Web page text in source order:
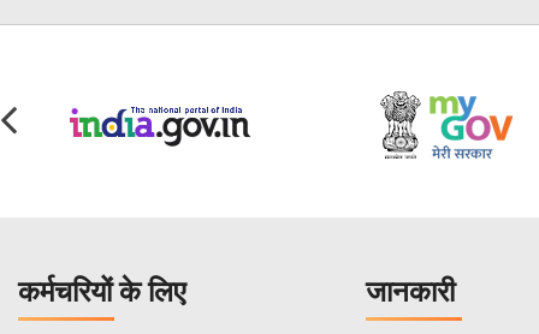
कर्मचरियों के लिए
जानकारी